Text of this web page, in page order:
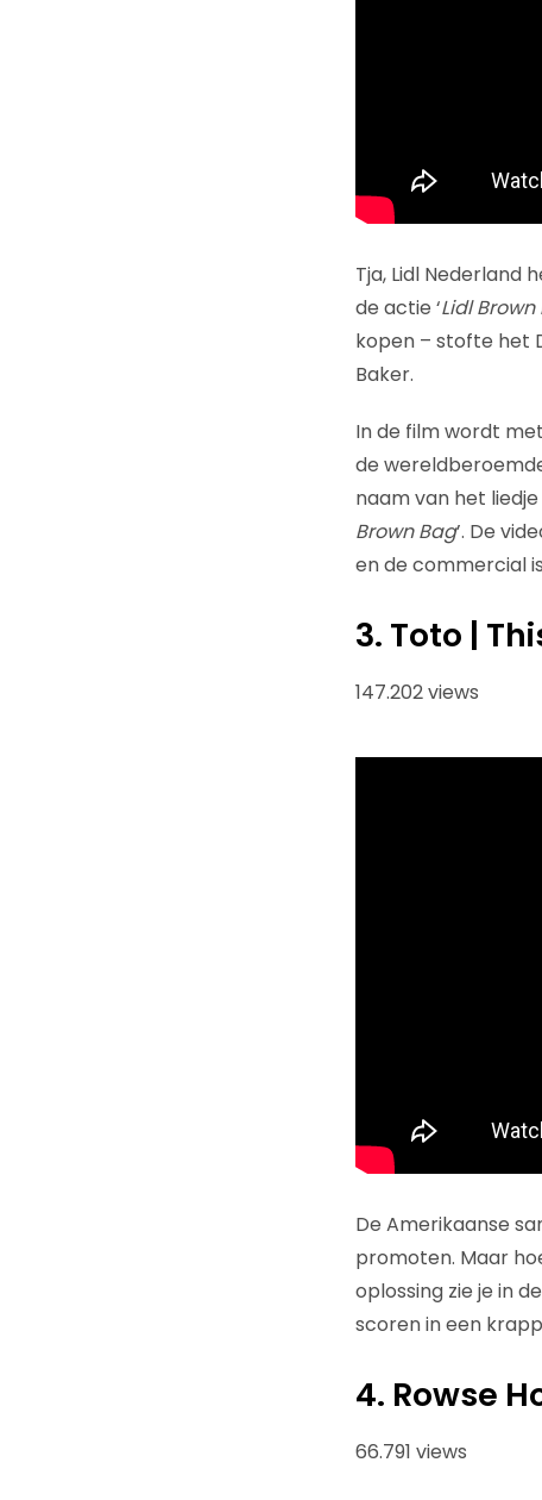
Tja, Lidl Nederland
de actie ‘Lidl Brown
kopen – stofte het
Baker.
In de film wordt
de
naam van het liedje
Brown Bag’. De
en de commercial
3. Toto |
147.202 views
De Amerikaanse
promoten. Maar
oplossing zie je in
scoren in een
4. Rowse
66.791 views